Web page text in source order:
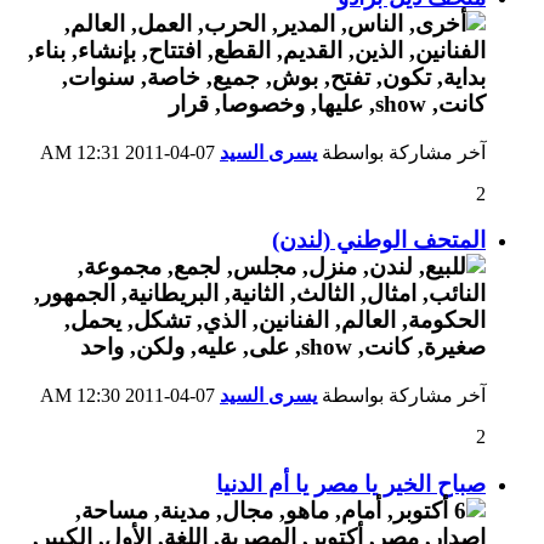
آخر مشاركة بواسطة يسرى السيد
12:31 AM
2
المتحف الوطني (لندن)
آخر مشاركة بواسطة يسرى السيد
12:30 AM
2
صباح الخير يا مصر يا أم الدنيا